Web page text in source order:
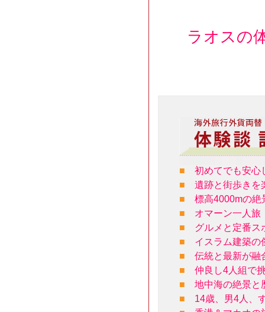
ラオスの
■
初めてでも安心
■
遺跡と街歩きを
■
標高4000mの絶
■
オマーン一人旅
■
グルメと定番ス
■
イスラム建築の
■
伝統と最新が融
■
仲良し4人組で
■
地中海の絶景と
■
14歳、男4人、